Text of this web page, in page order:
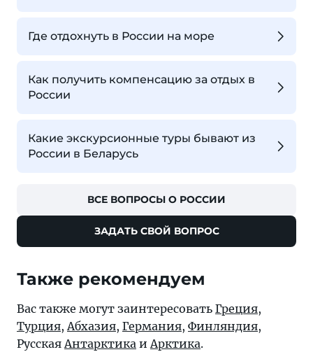
Где отдохнуть в России на море
Как получить компенсацию за отдых в
России
Какие экскурсионные туры бывают из
России в Беларусь
ВСЕ ВОПРОСЫ О РОССИИ
ЗАДАТЬ СВОЙ ВОПРОС
Также рекомендуем
Вас также могут заинтересовать Греция,
Турция, Абхазия, Германия, Финляндия,
Русская Антарктика и Арктика.